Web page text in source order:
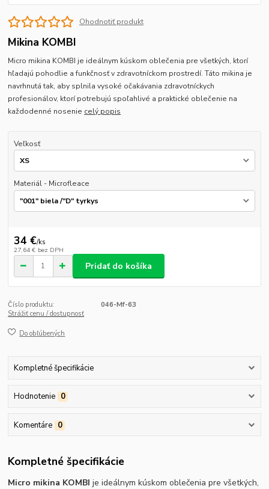
Ohodnotiť produkt
Mikina KOMBI
Micro mikina KOMBI je ideálnym kúskom oblečenia pre všetkých, ktorí
hľadajú pohodlie a funkčnosť v zdravotníckom prostredí. Táto mikina je
navrhnutá tak, aby splnila vysoké očakávania zdravotníckych
profesionálov, ktorí potrebujú spoľahlivé a praktické oblečenie na
každodenné nosenie celý popis
Veľkosť
Materiál - Microfleace
34 €/ks
27,64 € bez DPH
Pridať do košíka
Číslo produktu:
046-Mf-63
Strážiť cenu / dostupnosť
Do obľúbených
Kompletné špecifikácie
Hodnotenie 0
Komentáre 0
Kompletné špecifikácie
Micro mikina KOMBIje ideálnym kúskom oblečenia pre všetkých,